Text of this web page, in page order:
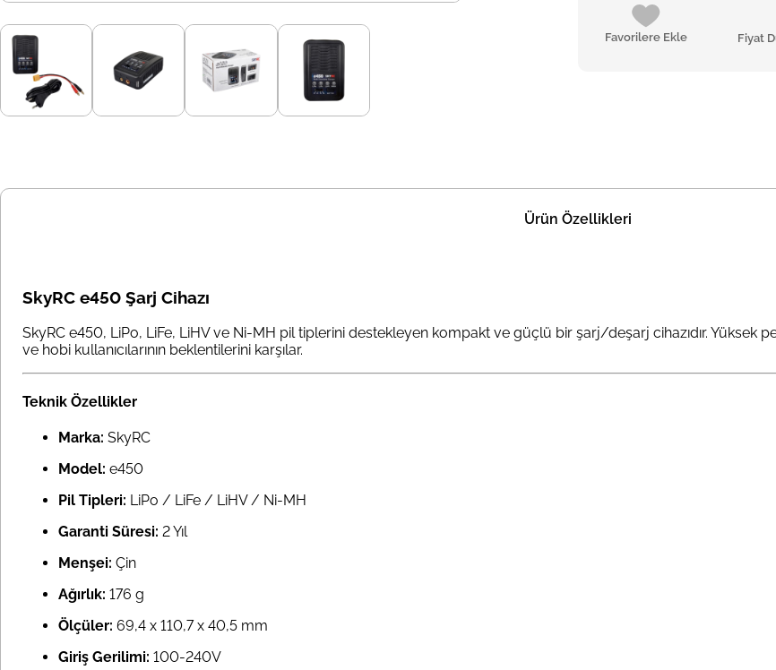
Favorilere Ekle Fiyat
Ürün Özellikleri
SkyRC e450 Şarj Cihazı
SkyRC e450, LiPo, LiFe, LiHV ve Ni-MH pil tiplerini destekleyen kompakt ve güçlü bir şarj/deşarj cihazıdır. Yüksek
ve hobi kullanıcılarının beklentilerini karşılar.
Teknik Özellikler
Marka: SkyRC
Model: e450
Pil Tipleri: LiPo / LiFe / LiHV / Ni-MH
Garanti Süresi: 2 Yıl
Menşei: Çin
Ağırlık: 176 g
Ölçüler: 69,4 x 110,7 x 40,5 mm
Giriş Gerilimi: 100-240V